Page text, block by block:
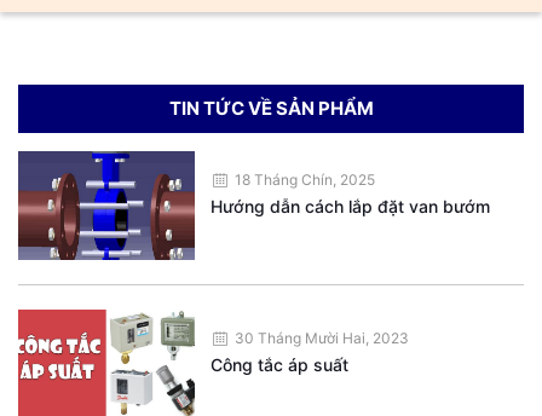
TIN TỨC VỀ SẢN PHẨM
18 Tháng Chín, 2025
Hướng dẫn cách lắp đặt van bướm
30 Tháng Mười Hai, 2023
Công tắc áp suất